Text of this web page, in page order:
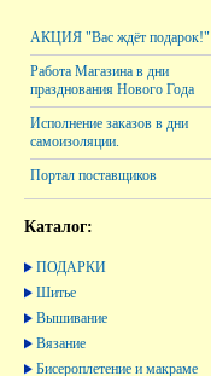
АКЦИЯ "Вас ждёт подарок!"
Работа Магазина в дни
празднования Нового Года
Исполнение заказов в дни
самоизоляции.
Портал поставщиков
Каталог:
ПОДАРКИ
Шитье
Вышивание
Вязание
Бисероплетение и макраме